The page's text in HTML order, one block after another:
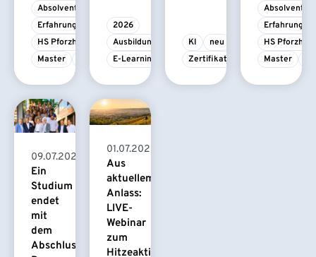
Absolvent/-in
Erfahrungsbericht
HS Pforzheim
Master
2026
Ausbildung
E-Learning
KI
neu
Zertifikatskurs
Absolvent/-
HS
Master
09.07.2026
Ein
Studium
endet
mit
dem
Abschluss.
01.07.2026
Aus
aktuellem
Anlass:
LIVE-
Webinar
zum
Hitzeaktionsplan